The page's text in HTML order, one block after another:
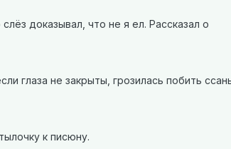
доказывал, что не я ел. Рассказал о
глаза не закрыты, грозилась побить
к писюну.